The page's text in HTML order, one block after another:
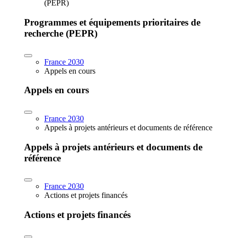
(PEPR)
Programmes et équipements prioritaires de
recherche (PEPR)
France 2030
Appels en cours
Appels en cours
France 2030
Appels à projets antérieurs et documents de référence
Appels à projets antérieurs et documents de
référence
France 2030
Actions et projets financés
Actions et projets financés